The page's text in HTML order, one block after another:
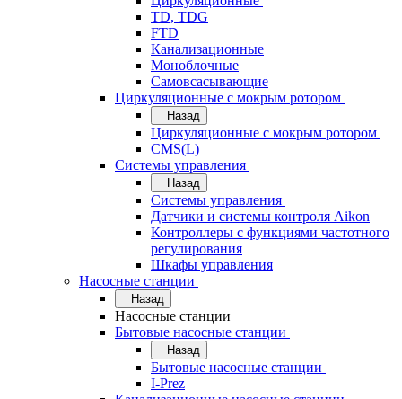
TD, TDG
FTD
Канализационные
Моноблочные
Самовсасывающие
Циркуляционные с мокрым ротором
Назад
Циркуляционные с мокрым ротором
CMS(L)
Системы управления
Назад
Системы управления
Датчики и системы контроля Aikon
Контроллеры с функциями частотного
регулирования
Шкафы управления
Насосные станции
Назад
Насосные станции
Бытовые насосные станции
Назад
Бытовые насосные станции
I-Prez